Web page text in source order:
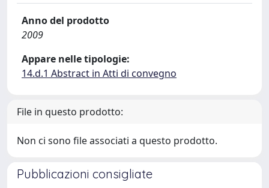
Anno del prodotto
2009
Appare nelle tipologie:
14.d.1 Abstract in Atti di convegno
File in questo prodotto:
Non ci sono file associati a questo prodotto.
Pubblicazioni consigliate